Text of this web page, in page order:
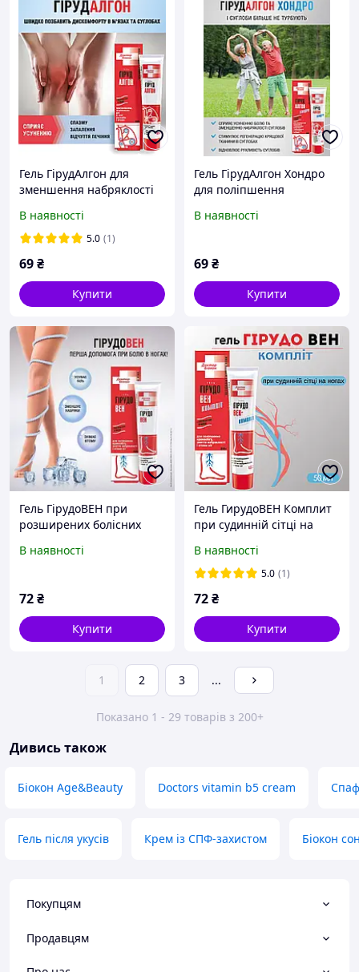
Гель ГірудАлгон для
зменшення набряклості
суглобах та м'язах, 50 мл.
В наявності
5.0 (1)
69₴
Купити
Гель ГірудАлгон Хондро
для поліпшення
набряклості, болю в
В наявності
69₴
Купити
Гель ГірудоВЕН при
розширених болісних
покращення кровообігу,
В наявності
72₴
Купити
Гель ГирудоВЕН Комплит
при судинній сітці на
В наявності
5.0 (1)
72₴
Купити
1 2 3 ...
Показано 1 - 29 товарів з 200+
Дивись також
Біокон Age&Beauty Doctors vitamin b5 cream
Гель після укусів Крем із СПФ-захистом Біокон
Покупцям
Продавцям